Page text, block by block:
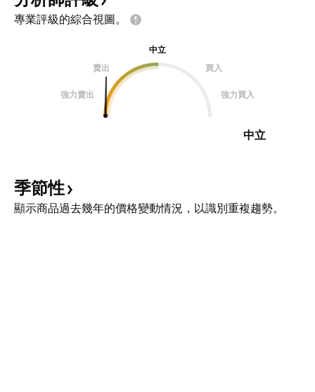
專業評級的綜合視圖。
中立
賣出
買入
強力賣出 強力買入
中立
季節性
顯示商品過去幾年的價格變動情況，以識別重複趨勢。